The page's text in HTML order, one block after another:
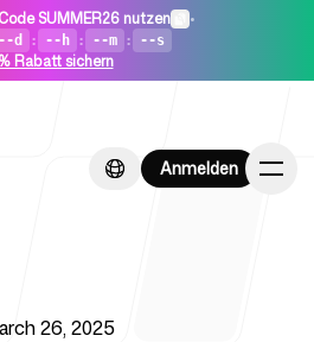
Code SUMMER26 nutzen •
--d : --h : --m : --s
Rabatt sichern
Anmelden
Anmelden
26, 2025